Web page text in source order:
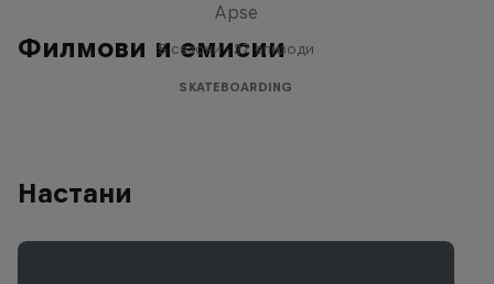
Филмови и емисии
Apse
5 сезони · 27 епизоди
SKATEBOARDING
Настани